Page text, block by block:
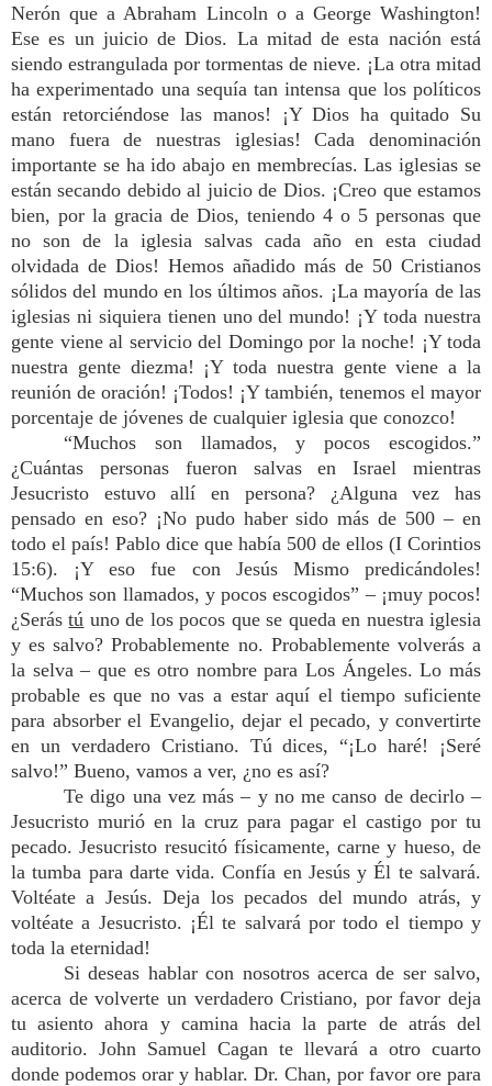
Nerón que a Abraham Lincoln o a George Washington!
Ese es un juicio de Dios. La mitad de esta nación está
siendo estrangulada por tormentas de nieve. ¡La otra mitad
ha experimentado una sequía tan intensa que los políticos
están retorciéndose las manos! ¡Y Dios ha quitado Su
mano fuera de nuestras iglesias! Cada denominación
importante se ha ido abajo en membrecías. Las iglesias se
están secando debido al juicio de Dios. ¡Creo que estamos
bien, por la gracia de Dios, teniendo 4 o 5 personas que
no son de la iglesia salvas cada año en esta ciudad
olvidada de Dios! Hemos añadido más de 50 Cristianos
sólidos del mundo en los últimos años. ¡La mayoría de las
iglesias ni siquiera tienen uno del mundo! ¡Y toda nuestra
gente viene al servicio del Domingo por la noche! ¡Y toda
nuestra gente diezma! ¡Y toda nuestra gente viene a la
reunión de oración! ¡Todos! ¡Y también, tenemos el mayor
porcentaje de jóvenes de cualquier iglesia que conozco!
“Muchos son llamados, y pocos escogidos.”
¿Cuántas personas fueron salvas en Israel mientras
Jesucristo estuvo allí en persona? ¿Alguna vez has
pensado en eso? ¡No pudo haber sido más de 500 – en
todo el país! Pablo dice que había 500 de ellos (I Corintios
15:6). ¡Y eso fue con Jesús Mismo predicándoles!
“Muchos son llamados, y pocos escogidos” – ¡muy pocos!
¿Serástú uno de los pocos que se queda en nuestra iglesia
y es salvo? Probablemente no. Probablemente volverás a
la selva – que es otro nombre para Los Ángeles. Lo más
probable es que no vas a estar aquí el tiempo suficiente
para absorber el Evangelio, dejar el pecado, y convertirte
en un verdadero Cristiano. Tú dices, “¡Lo haré! ¡Seré
salvo!” Bueno, vamos a ver, ¿no es así?
Te digo una vez más – y no me canso de decirlo –
Jesucristo murió en la cruz para pagar el castigo por tu
pecado. Jesucristo resucitó físicamente, carne y hueso, de
la tumba para darte vida. Confía en Jesús y Él te salvará.
Voltéate a Jesús. Deja los pecados del mundo atrás, y
voltéate a Jesucristo. ¡Él te salvará por todo el tiempo y
toda la eternidad!
Si deseas hablar con nosotros acerca de ser salvo,
acerca de volverte un verdadero Cristiano, por favor deja
tu asiento ahora y camina hacia la parte de atrás del
auditorio. John Samuel Cagan te llevará a otro cuarto
donde podemos orar y hablar. Dr. Chan, por favor ore para